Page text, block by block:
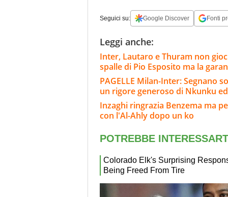
Seguici su: Google Discover Fonti
Leggi anche:
Inter, Lautaro e Thuram non
spalle di Pio Esposito ma la
PAGELLE Milan-Inter: Segnano
un rigore generoso di Nkunku
Inzaghi ringrazia Benzema ma
con l'Al-Ahly dopo un ko